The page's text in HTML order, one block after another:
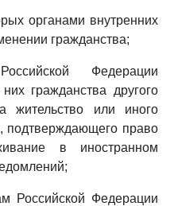
органами внутренних
гражданства;
Федерации
гражданства другого
жительство или иного
подтверждающего право
в иностранном
Российской Федерации